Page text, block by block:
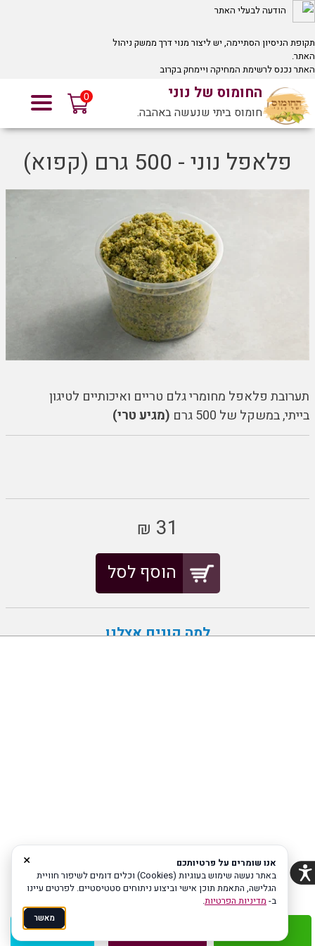
הודעה לבעלי האתר
תקופת הניסיון הסתיימה, יש ליצור מנוי דרך ממשק ניהול
האתר.
האתר נכנס לרשימת המחיקה ויימחק בקרוב
החומוס של נוני
חומוס ביתי שנעשה באהבה.
0
פלאפל נוני - 500 גרם (קפוא)
תערובת פלאפל מחומרי גלם טריים ואיכותיים לטיגון
בייתי,במשקל של 500 גרם (מגיע טרי)
31
₪
הוסף לסל
למה קונים אצלנו
הודעה לבעלי האתר
תקופת הניסיון הסתיימה, יש ליצור מנוי דרך ממשק ניהול
האתר.
האתר נכנס לרשימת המחיקה ויימחק בקרוב
×
אנו שומרים על פרטיותכם
באתר נעשה שימוש בעוגיות (Cookies) וכלים דומים לשיפור חוויית
הגלישה, התאמת תוכן אישי וביצוע ניתוחים סטטיסטיים. לפרטים עיינו
ב- מדיניות הפרטיות.
מאשר